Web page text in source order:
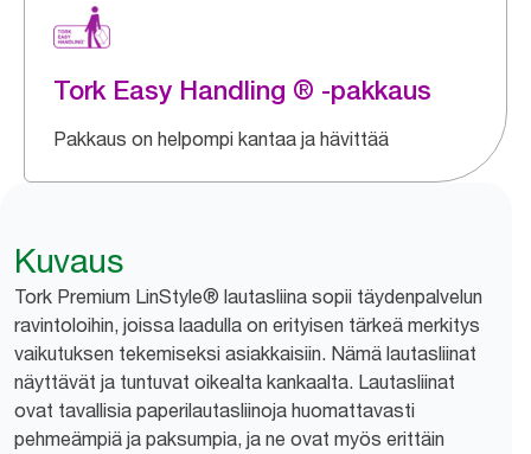
Tork Easy Handling ® -pakkaus
Pakkaus on helpompi kantaa ja hävittää
Kuvaus
Tork Premium LinStyle® lautasliina sopii täydenpalvelun
ravintoloihin, joissa laadulla on erityisen tärkeä merkitys
vaikutuksen tekemiseksi asiakkaisiin. Nämä lautasliinat
näyttävät ja tuntuvat oikealta kankaalta. Lautasliinat
ovat tavallisia paperilautasliinoja huomattavasti
pehmeämpiä ja paksumpia, ja ne ovat myös erittäin